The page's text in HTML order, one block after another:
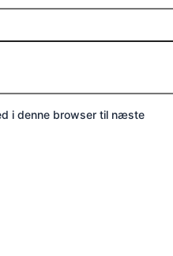
i denne browser til næste